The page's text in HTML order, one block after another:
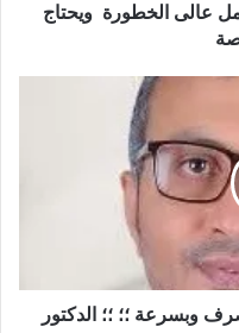
عالى الخطورة ويحتاج
وبسرعة ؛؛ ؛؛ الدكتور